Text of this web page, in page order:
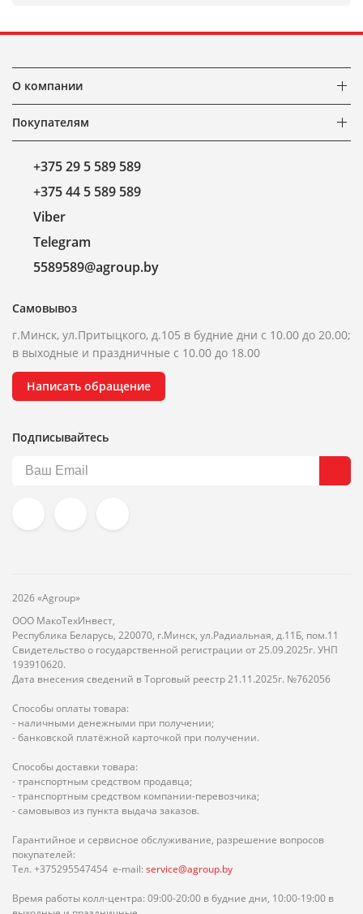
О компании
Покупателям
+375 29 5 589 589
+375 44 5 589 589
Viber
Telegram
5589589@agroup.by
Самовывоз
г.Минск, ул.Притыцкого, д.105 в будние дни с 10.00 до 20.00;
в выходные и праздничные с 10.00 до 18.00
Написать обращение
Подписывайтесь
2026 «Agroup»
ООО МакоТехИнвест,
Республика Беларусь, 220070, г.Минск, ул.Радиальная, д.11Б, пом.11
Свидетельство о государственной регистрации от 25.09.2025г. УНП
193910620.
Дата внесения сведений в Торговый реестр 21.11.2025г. №762056
Способы оплаты товара:
- наличными денежными при получении;
- банковской платёжной карточкой при получении.
Способы доставки товара:
- транспортным средством продавца;
- транспортным средством компании-перевозчика;
- самовывоз из пункта выдача заказов.
Гарантийное и сервисное обслуживание, разрешение вопросов
покупателей:
Тел. +375295547454 e-mail: service@agroup.by
Время работы колл-центра: 09:00-20:00 в будние дни, 10:00-19:00 в